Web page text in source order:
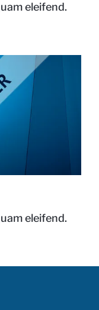
eleifend.
eleifend.